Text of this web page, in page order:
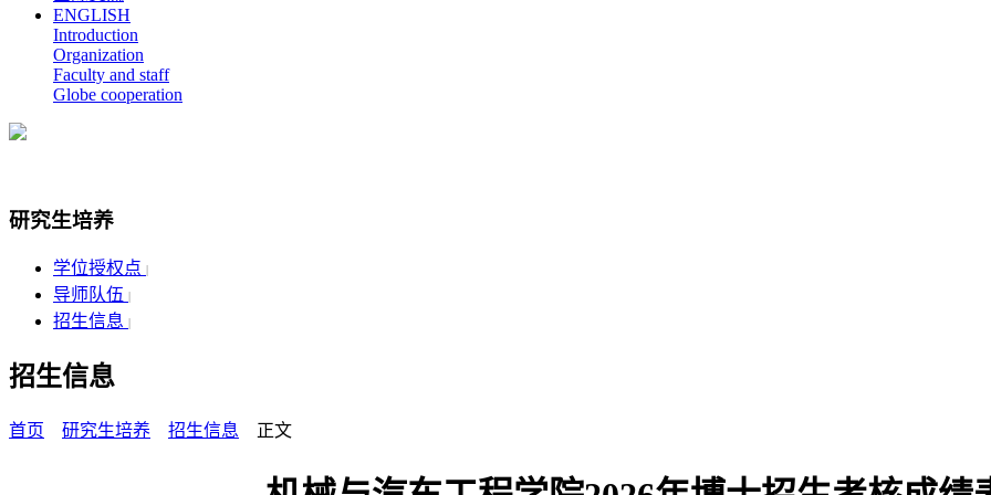
ENGLISH
Introduction
Organization
Faculty and staff
Globe cooperation
研究生培养
学位授权点 |
导师队伍 |
招生信息 |
招生信息
首页 研究生培养 招生信息 正文